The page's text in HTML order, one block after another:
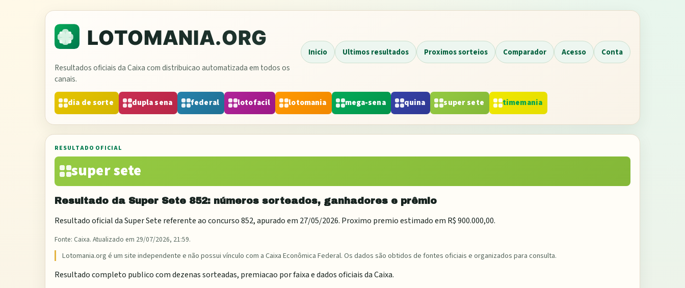
Resultados oficiais da Caixa com distribuicao automatizada em todos os
canais.
Inicio Ultimos resultados Proximos sorteios Comparador Acesso Conta
dia de sorte dupla sena federal lotofacil lotomania mega-sena quina super sete timemania
RESULTADO OFICIAL
super sete
Resultado da Super Sete 852: números sorteados, ganhadores e prêmio
Resultado oficial daSuper Sete referente ao concurso852, apurado em 27/05/2026. Proximo premio estimado em R$ 900.000,00.
Fonte: Caixa. Atualizado em 29/07/2026, 21:59.
Lotomania.org é um site independente e não possui vínculo com a Caixa Econômica Federal. Os dados são obtidos de fontes oficiais e organizados para consulta.
Resultado completo publico com dezenas sorteadas, premiacao por faixa e dados oficiais da Caixa.